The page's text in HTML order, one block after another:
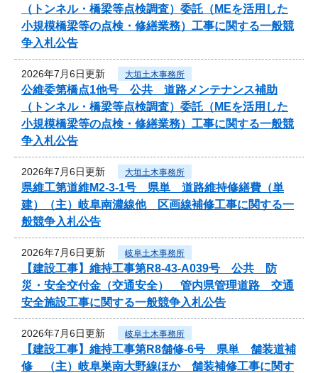
（トンネル・橋梁等点検調査）委託（MEを活用した
小規模橋梁等の点検・修繕業務）工事に関する一般競
争入札公告
2026年7月6日更新 大垣土木事務所
公維委第橋点1他号 公共 道路メンテナンス補助
（トンネル・橋梁等点検調査）委託（MEを活用した
小規模橋梁等の点検・修繕業務）工事に関する一般競
争入札公告
2026年7月6日更新 大垣土木事務所
県維工第道維M2-3-1号 県単 道路維持修繕費（単
建）（主）岐阜南濃線他 区画線補修工事に関する一
般競争入札公告
2026年7月6日更新 岐阜土木事務所
【建設工事】維持工事第R8-43-A039号 公共 防
災・安全交付金（交通安全） 管内県管理道路 交通
安全施設工事に関する一般競争入札公告
2026年7月6日更新 岐阜土木事務所
【建設工事】維持工事第R8舗修-6号 県単 舗装道補
修 （主）岐阜巣南大野線ほか 舗装補修工事に関す